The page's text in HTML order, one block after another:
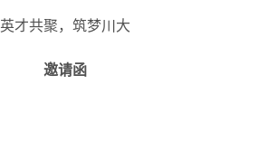
英才共聚，筑梦川大
邀请函